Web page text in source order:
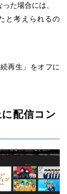
た場合には、
と考えられるの
再生」をオフに
配信コン